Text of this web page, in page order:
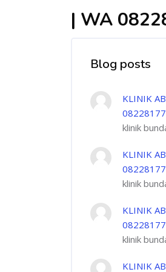
| WA
Blog posts
KLINIK
klinik
KLINIK
klinik
KLINIK
klinik
KLINIK